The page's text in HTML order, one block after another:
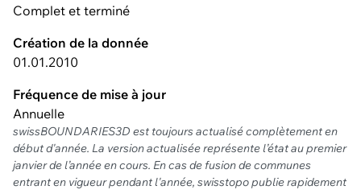
Complet et terminé
Création de la donnée
01.01.2010
Fréquence de mise à jour
Annuelle
swissBOUNDARIES3D est toujours actualisé complètement en
début d'année. La version actualisée représente l’état au premier
janvier de l’année en cours. En cas de fusion de communes
entrant en vigueur pendant l'année, swisstopo publie rapidement